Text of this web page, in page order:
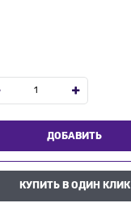
ДОБАВИТЬ
КУПИТЬ В ОДИН КЛИК